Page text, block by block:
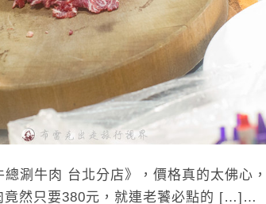
涮牛肉 台北分店》，價格真的太佛心
竟然只要380元，就連老饕必點的 […]…